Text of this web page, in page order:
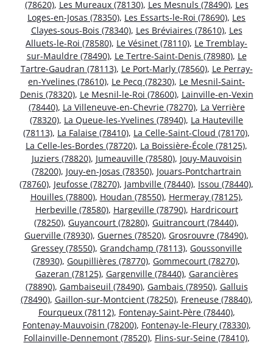
(78620), Les Mureaux (78130), Les Mesnuls (78490), Les
Loges-en-Josas (78350), Les Essarts-le-Roi (78690), Les
Clayes-sous-Bois (78340), Les Bréviaires (78610), Les
Alluets-le-Roi (78580), Le Vésinet (78110), Le Tremblay-
sur-Mauldre (78490), Le Tertre-Saint-Denis (78980), Le
Tartre-Gaudran (78113), Le Port-Marly (78560), Le Perray-
en-Yvelines (78610), Le Pecq (78230), Le Mesnil-Saint-
Denis (78320), Le Mesnil-le-Roi (78600), Lainville-en-Vexin
(78440), La Villeneuve-en-Chevrie (78270), La Verrière
(78320), La Queue-les-Yvelines (78940), La Hauteville
(78113), La Falaise (78410), La Celle-Saint-Cloud (78170),
La Celle-les-Bordes (78720), La Boissière-École (78125),
Juziers (78820), Jumeauville (78580), Jouy-Mauvoisin
(78200), Jouy-en-Josas (78350), Jouars-Pontchartrain
(78760), Jeufosse (78270), Jambville (78440), Issou (78440),
Houilles (78800), Houdan (78550), Hermeray (78125),
Herbeville (78580), Hargeville (78790), Hardricourt
(78250), Guyancourt (78280), Guitrancourt (78440),
Guerville (78930), Guernes (78520), Grosrouvre (78490),
Gressey (78550), Grandchamp (78113), Goussonville
(78930), Goupillières (78770), Gommecourt (78270),
Gazeran (78125), Gargenville (78440), Garancières
(78890), Gambaiseuil (78490), Gambais (78950), Galluis
(78490), Gaillon-sur-Montcient (78250), Freneuse (78840),
Fourqueux (78112), Fontenay-Saint-Père (78440),
Fontenay-Mauvoisin (78200), Fontenay-le-Fleury (78330),
Follainville-Dennemont (78520), Flins-sur-Seine (78410),